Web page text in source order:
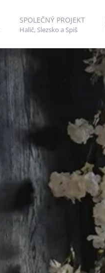
SPOLEČNÝ PROJEKT
Halič, Slezsko a Spiš